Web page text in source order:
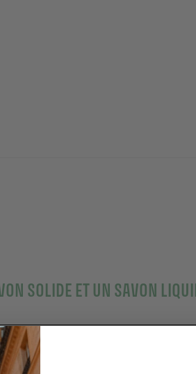
SOLIDE ET UN SAVON
PANIER DES SENS ?